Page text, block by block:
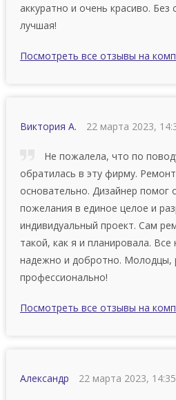
аккуратно и очень красиво.
лучшая!
Посмотреть все отзывы на
Виктория А. 22 марта 2023,
Не пожалела, что по
обратилась в эту фирму.
основательно. Дизайнер помог
пожелания в единое целое и
индивидуальный проект. Сам
такой, как я и планировала. Все
надежно и добротно. Молодцы,
профессионально!
Посмотреть все отзывы на
Александр 22 марта 2023, 14:35